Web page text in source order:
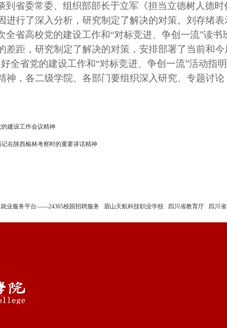
到省委常委、组织部部长于立军《担当立德树人德
进行了深入分析，研究制定了解决的对策。刘存绪表
全省高校党的建设工作和“对标竞进、争创一流”读
差距，研究制定了解决的对策，安排部署了当前和
全省党的建设工作和“对标竞进、争创一流”活动指
神，各二级学院、各部门要组织深入研究、专题讨
建设工作会议精神
在陕西榆林考察时的重要讲话精神
就业服务平台——24365校园招聘服务 眉山天航科技职业学校 四川省教育厅 四川